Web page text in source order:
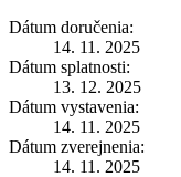
Dátum doručenia:
14. 11. 2025
Dátum splatnosti:
13. 12. 2025
Dátum vystavenia:
14. 11. 2025
Dátum zverejnenia:
14. 11. 2025